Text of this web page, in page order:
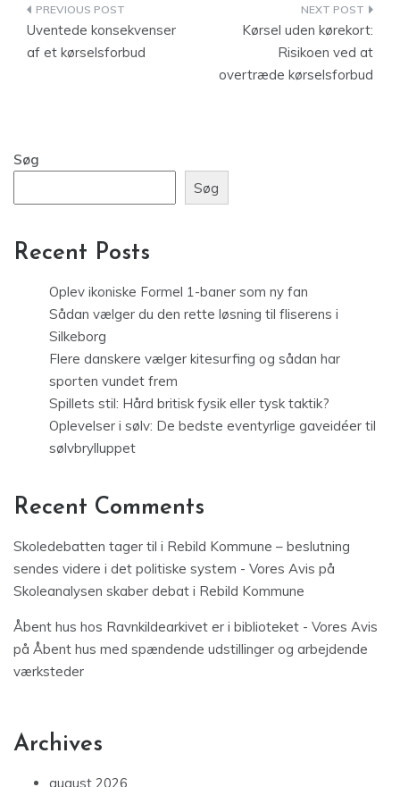
Indlægsnavigation
Uventede konsekvenser
af et kørselsforbud
Kørsel uden kørekort:
Risikoen ved at
overtræde kørselsforbud
Søg
Søg
Recent Posts
Oplev ikoniske Formel 1-baner som ny fan
Sådan vælger du den rette løsning til fliserens i
Silkeborg
Flere danskere vælger kitesurfing og sådan har
sporten vundet frem
Spillets stil: Hård britisk fysik eller tysk taktik?
Oplevelser i sølv: De bedste eventyrlige gaveidéer til
sølvbrylluppet
Recent Comments
Skoledebatten tager til i Rebild Kommune – beslutning
sendes videre i det politiske system - Vores Avis på
Skoleanalysen skaber debat i Rebild Kommune
Åbent hus hos Ravnkildearkivet er i biblioteket - Vores Avis
på Åbent hus med spændende udstillinger og arbejdende
værksteder
Archives
august 2026